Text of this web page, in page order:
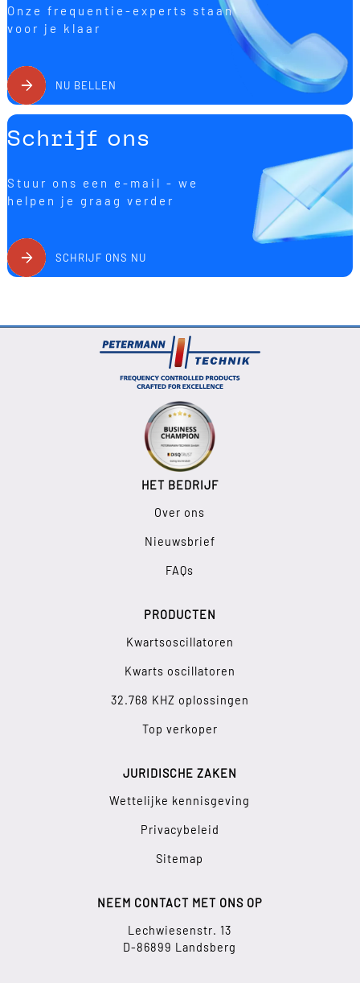
Onze frequentie-experts staan
voor je klaar
NU BELLEN
Schrijf ons
Stuur ons een e-mail - we
helpen je graag verder
SCHRIJF ONS NU
HET BEDRIJF
Over ons
Nieuwsbrief
FAQs
PRODUCTEN
Kwartsoscillatoren
Kwarts oscillatoren
32.768 KHZ oplossingen
Top verkoper
JURIDISCHE ZAKEN
Wettelijke kennisgeving
Privacybeleid
Sitemap
NEEM CONTACT MET ONS OP
Lechwiesenstr. 13
D-86899 Landsberg